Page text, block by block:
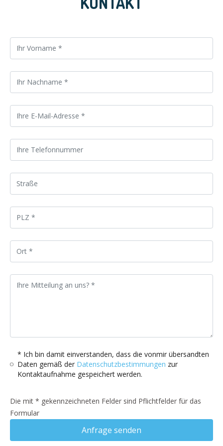
* Ich bin damit einverstanden, dass die vonmir übersandten
Daten gemäß der Datenschutzbestimmungen zur
Kontaktaufnahme gespeichert werden.
Die mit * gekennzeichneten Felder sind Pflichtfelder für das
Formular
Anfrage senden